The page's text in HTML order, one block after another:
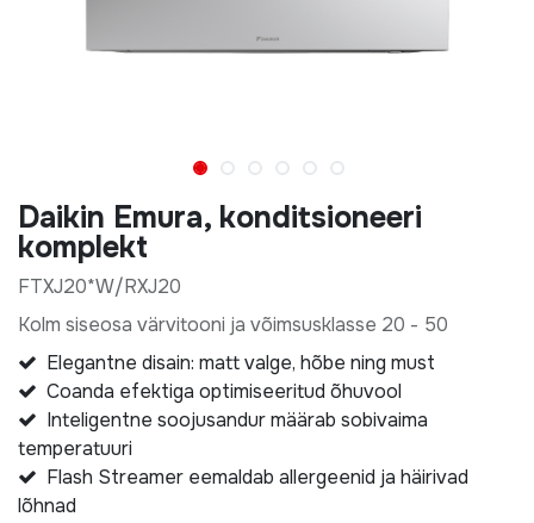
Daikin Emura, konditsioneeri
komplekt
FTXJ20*W/RXJ20
Kolm siseosa värvitooni ja võimsusklasse 20 - 50
Elegantne disain: matt valge, hõbe ning must
Coanda efektiga optimiseeritud õhuvool
Inteligentne soojusandur määrab sobivaima
temperatuuri
Flash Streamer eemaldab allergeenid ja häirivad
lõhnad